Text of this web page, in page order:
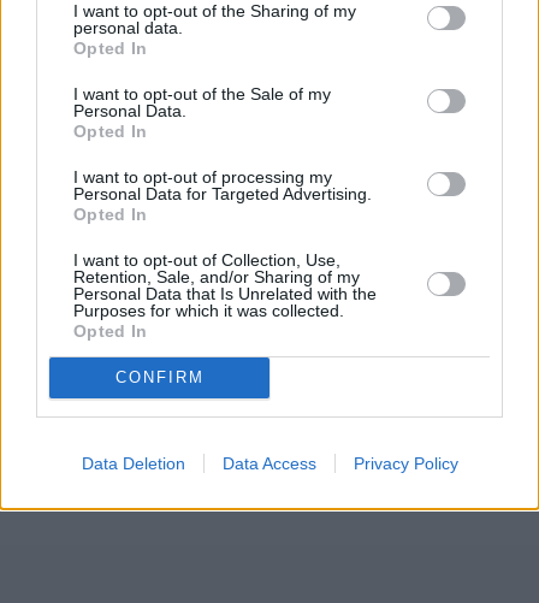
I want to opt-out of the Sharing of my
personal data.
Opted In
I want to opt-out of the Sale of my
Personal Data.
Opted In
I want to opt-out of processing my
Personal Data for Targeted Advertising.
Opted In
I want to opt-out of Collection, Use,
Retention, Sale, and/or Sharing of my
Personal Data that Is Unrelated with the
Purposes for which it was collected.
Opted In
CONFIRM
Data Deletion Data Access Privacy Policy